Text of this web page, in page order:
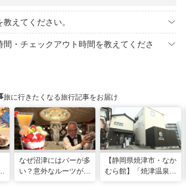
えてください。
間・チェックアウト時間を教えてくださ
旅に行きたくなる旅行記事をお届け
なぜ沼津にはバーが多
い？意外なルーツがわ
【静岡県焼津市・なか
むら館】「焼津温泉」